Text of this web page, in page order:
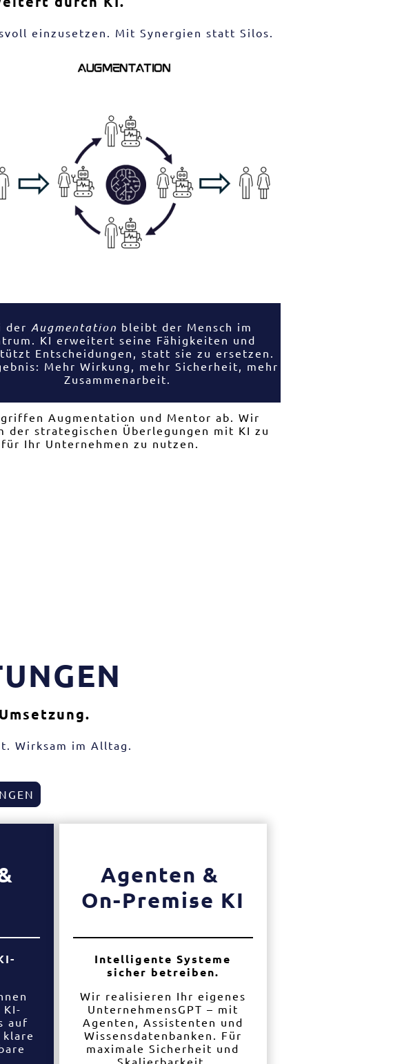
einzusetzen. Mit Synergien statt Silos.
der Augmentation bleibt der Mensch im
KI erweitert seine Fähigkeiten und
Entscheidungen, statt sie zu ersetzen.
Mehr Wirkung, mehr Sicherheit, mehr
Zusammenarbeit.
Augmentation und Mentor ab. Wir
der strategischen Überlegungen mit KI zu
Ihr Unternehmen zu nutzen.
Wirksam im Alltag.
auf
klare
Agenten &
On-Premise KI
Intelligente Systeme
sicher betreiben.
Wir realisieren Ihr eigenes
UnternehmensGPT – mit
Agenten, Assistenten und
Wissensdatenbanken. Für
maximale Sicherheit und
Skalierbarkeit.